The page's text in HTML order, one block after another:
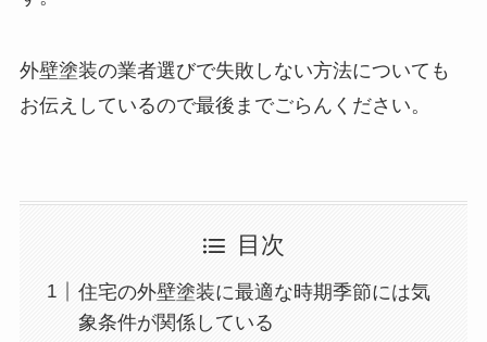
外壁塗装の業者選びで失敗しない方法についても
お伝えしているので最後までごらんください。
目次
住宅の外壁塗装に最適な時期季節には気
象条件が関係している